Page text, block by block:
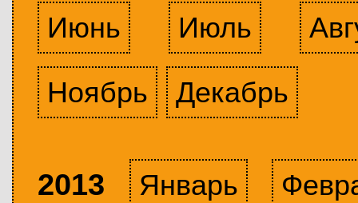
Июнь
Июль
Ноябрь
Декабрь
2013 Январь